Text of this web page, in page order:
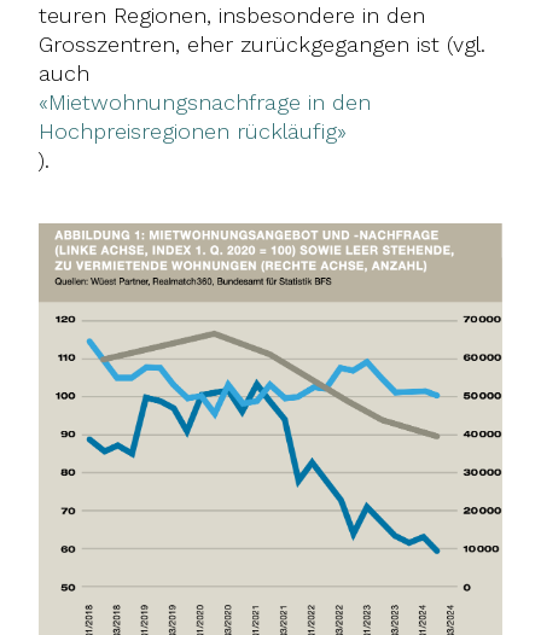
teuren Regionen, insbesondere in den
Grosszentren, eher zurückgegangen ist (vgl.
auch
«Mietwohnungsnachfrage in den
Hochpreisregionen rückläufig»
).